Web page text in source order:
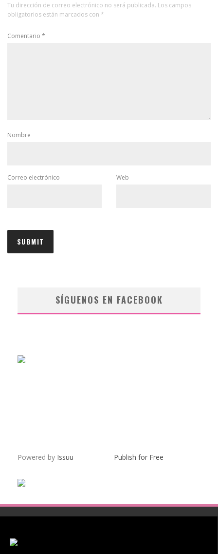
Tu dirección de correo electrónico no será publicada. Los campos
obligatorios están marcados con *
Comentario *
Nombre
Correo electrónico Web
SÍGUENOS EN FACEBOOK
Powered by Issuu Publish for Free